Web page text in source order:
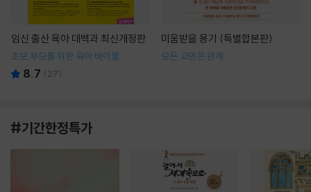
임신 출산 육아 대백과 최신개정판
초보 부모를 위한 육아 바이블
8.7 ( 27)
미움받을 용기 (특별합본판)
모든 고민은 관계
#기간한정특가